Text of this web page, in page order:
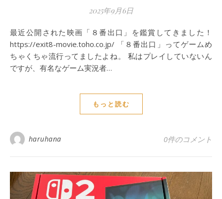
2025年9月6日
最近公開された映画「８番出口」を鑑賞してきました！
https://exit8-movie.toho.co.jp/ 「８番出口」ってゲームめ
ちゃくちゃ流行ってましたよね。 私はプレイしていないん
ですが、有名なゲーム実況者…
もっと読む
haruhana 0件のコメント